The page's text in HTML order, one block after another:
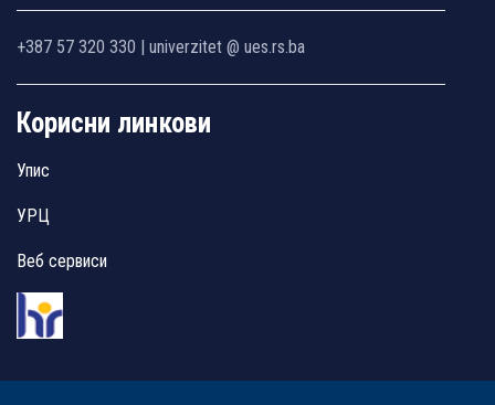
+387 57 320 330 | univerzitet @ ues.rs.ba
Корисни линкови
Упис
УРЦ
Веб сервиси